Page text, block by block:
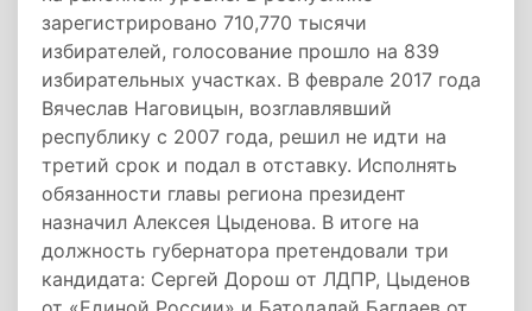
зарегистрировано 710,770 тысячи
избирателей, голосование прошло на 839
избирательных участках. В феврале 2017 года
Вячеслав Наговицын, возглавлявший
республику с 2007 года, решил не идти на
третий срок и подал в отставку. Исполнять
обязанности главы региона президент
назначил Алексея Цыденова. В итоге на
должность губернатора претендовали три
кандидата: Сергей Дорош от ЛДПР, Цыденов